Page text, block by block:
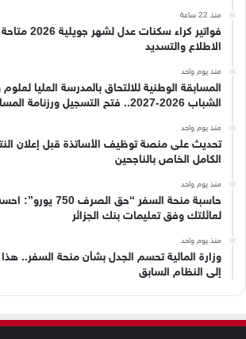
منذ 22 ساعة
فواتير كراء
الاطلاع والتسديد
منذ يوم واحد
المسابقة الوطنية للالتحاق بالمدرسة العليا
الشباب 2026-2027.. فتح التسجيل ورزنامة المسابقة كاملة
منذ يوم واحد
تحديث على منصة توظيف الأساتذة قبل إعلان
الكامل الخاص بالناجحين
منذ يوم واحد
حاسبة منحة السفر “حق
لعائلتك وفق تعليمات بنك الجزائر
منذ يوم واحد
وزارة المالية تحسم الجدل بشأن منحة السفر..
إلى النظام السابق